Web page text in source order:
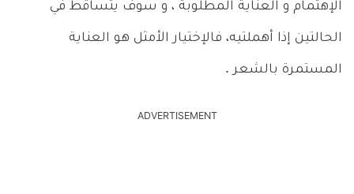
الإهتمام و العناية المطلوبة ، و سوف يتساقط في
الحالتين إذا أهملتيه، فالإختيار الأمثل هو العناية
المستمرة بالشعر .
ADVERTISEMENT